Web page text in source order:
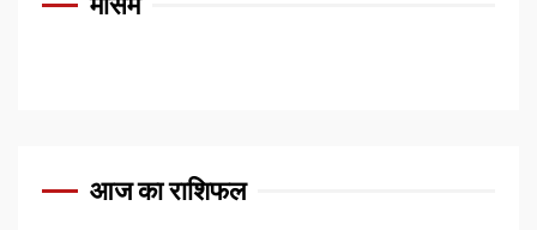
आज का राशिफल